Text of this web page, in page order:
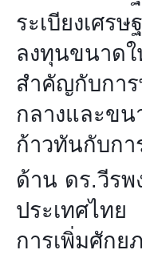
ระเบียงเศร
ลงทุนขนาด
สำคัญกับกา
กลางและข
ก้าวทันกับกา
ด้าน ดร.วีรพ
ประเทศไท
การเพิ่มศักย